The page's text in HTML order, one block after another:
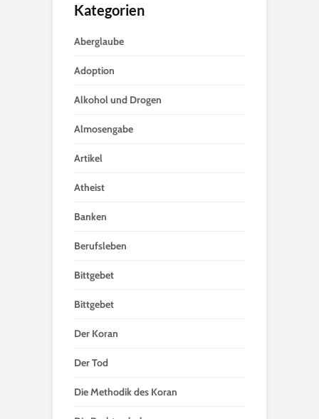
Kategorien
Aberglaube
Adoption
Alkohol und Drogen
Almosengabe
Artikel
Atheist
Banken
Berufsleben
Bittgebet
Bittgebet
Der Koran
Der Tod
Die Methodik des Koran